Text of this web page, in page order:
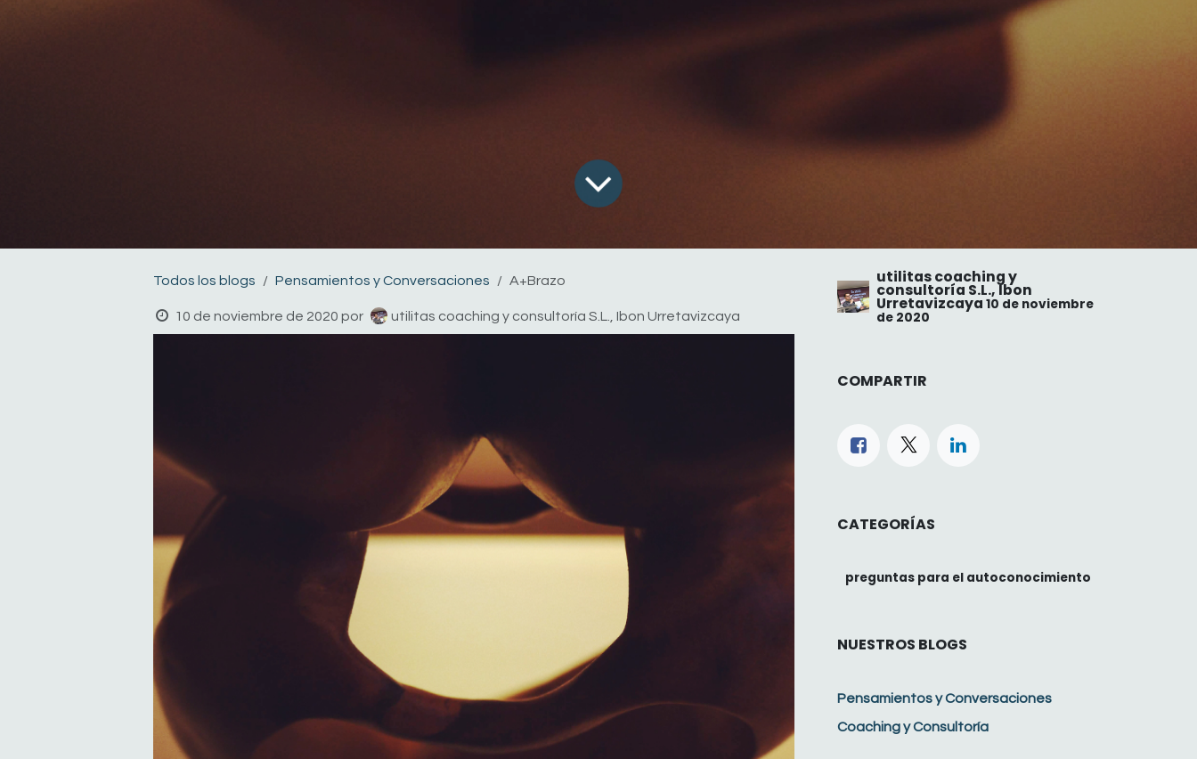
Todos los blogs Pensamientos y Conversaciones A+Brazo
10 de noviembre de 2020 por utilitas coaching y consultoría S.L., Ibon Urretavizcaya
utilitas coaching y
consultoría S.L., Ibon
Urretavizcaya 10 de noviembre
de 2020
COMPARTIR
CATEGORÍAS
preguntas para el autoconocimiento
NUESTROS BLOGS
Pensamientos y Conversaciones
Coaching y Consultoría